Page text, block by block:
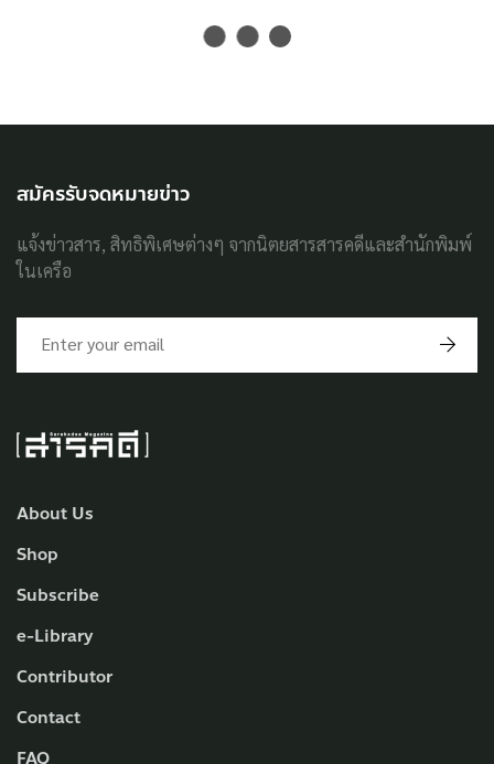
About Us
Shop
Subscribe
e-Library
Contributor
Contact
FAQ
สมัครรับจดหมายข่าว
แจ้งข่าวสาร, สิทธิพิเศษต่างๆ จากนิตยสารสารคดีและสำนักพิมพ์
ในเครือ